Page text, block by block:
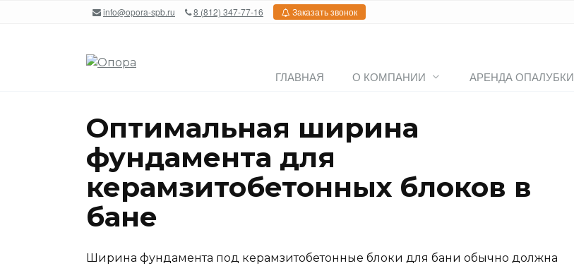
info@opora-spb.ru 8 (812) 347-77-16 Заказать звонок
ГЛАВНАЯ О КОМПАНИИ АРЕНДА ОПАЛУБКИ
Оптимальная ширина
фундамента для
керамзитобетонных блоков в
бане
Ширина фундамента под керамзитобетонные блоки для бани обычно должна